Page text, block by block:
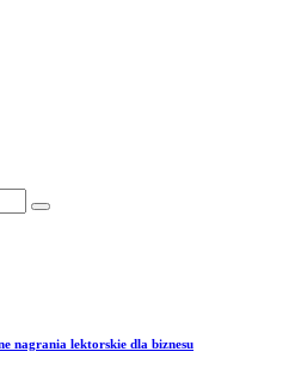
nagrania lektorskie dla biznesu